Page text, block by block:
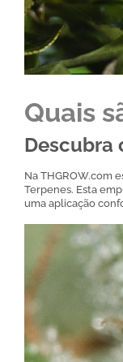
Quais
Descubra
Na THGROW.com
Terpenes. Esta
uma aplicação